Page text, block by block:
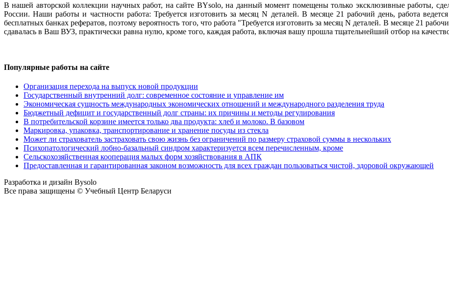
В нашей авторской коллекции научных работ, на сайте BYsolo, на данный момент помещены только эксклюзивные работы,
России. Наши работы и частности работа: Требуется изготовить за месяц N деталей. В месяце 21 рабочий день, работа
бесплатных банках рефератов, поэтому вероятность того, что работа "Требуется изготовить за месяц N деталей. В месяце 21
сдавалась в Ваш ВУЗ, практически равна нулю, кроме того, каждая работа, включая вашу прошла тщательнейший отбор на
Популярные работы на сайте
Организация перехода на выпуск новой продукции
Государственный внутренний долг: современное состояние и управление им
Экономическая сущность международных экономических отношений и международного разделения труда
Бюджетный дефицит и государственный долг страны: их причины и методы регулирования
В потребительской корзине имеется только два продукта: хлеб и молоко. В базовом
Маркировка, упаковка, транспортирование и хранение посуды из стекла
Может ли страхователь застраховать свою жизнь без ограничений по размеру страховой суммы в нескольких
Психопатологический лобно-базальный синдром характеризуется всем перечисленным, кроме
Сельскохозяйственная кооперация малых форм хозяйствования в АПК
Предоставленная и гарантированная законом возможность для всех граждан пользоваться чистой, здоровой окружающей
Разработка и дизайн Bysolo
Все права защищены © Учебный Центр Беларуси